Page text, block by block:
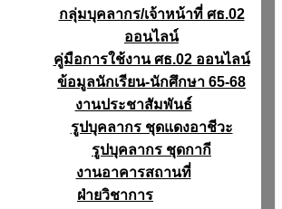
กลุ่มบุคลากร/เจ้าหน้าที่ ศธ.02
ออนไลน์
คู่มือการใช้งาน ศธ.02 ออนไลน์
ข้อมูลนักเรียน-นักศึกษา 65-68
งานประชาสัมพันธ์
รูปบุคลากร ชุดแดงอาชีวะ
รูปบุคลากร ชุดกากี
งานอาคารสถานที่
ฝ่ายวิชาการ